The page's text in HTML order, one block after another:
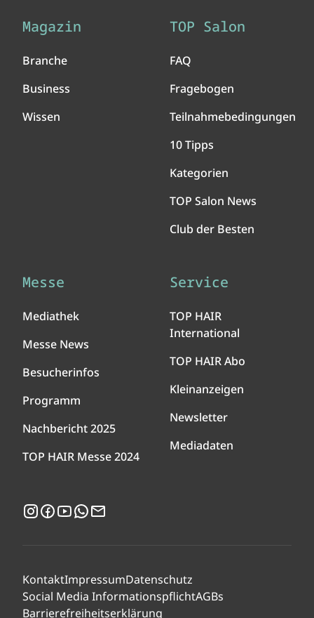
Magazin
Branche
Business
Wissen
TOP Salon
FAQ
Fragebogen
Teilnahmebedingungen
10 Tipps
Kategorien
TOP Salon News
Club der Besten
Messe
Mediathek
Messe News
Besucherinfos
Programm
Nachbericht 2025
TOP HAIR Messe 2024
Service
TOP HAIR
International
TOP HAIR Abo
Kleinanzeigen
Newsletter
Mediadaten
Instagram
Facebook
YouTubeWhatsApp
KontaktImpressumDatenschutz
Social Media InformationspflichtAGBs
Barrierefreiheitserklärung